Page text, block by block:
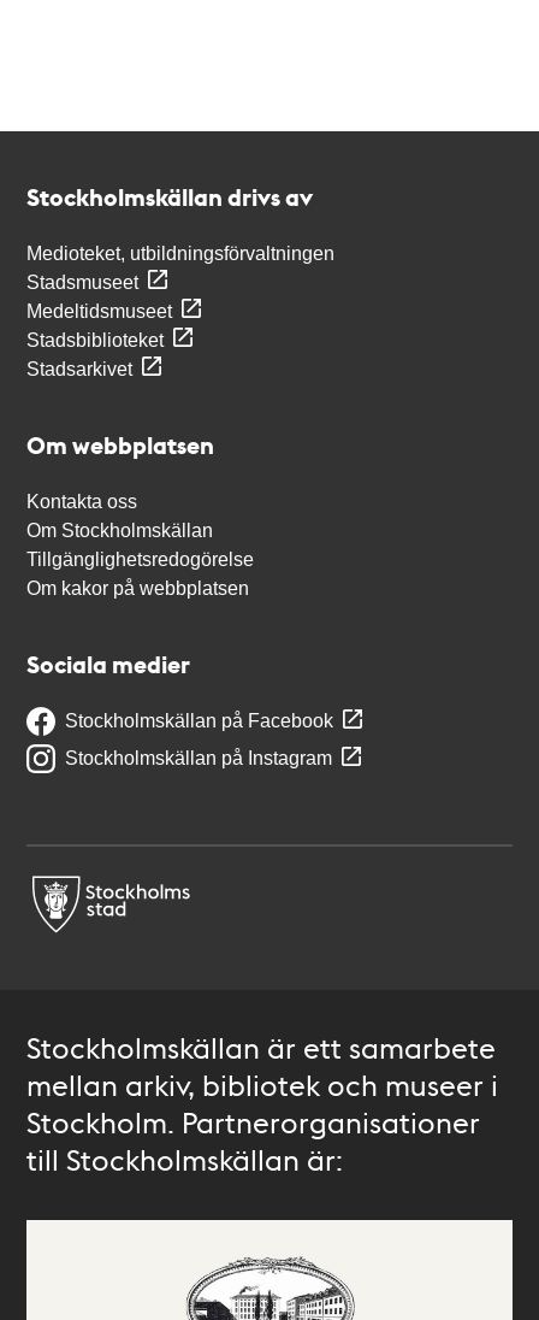
Stockholmskällan drivs av
Medioteket, utbildningsförvaltningen
Stadsmuseet
Medeltidsmuseet
Stadsbiblioteket
Stadsarkivet
Om webbplatsen
Kontakta oss
Om Stockholmskällan
Tillgänglighetsredogörelse
Om kakor på webbplatsen
Sociala medier
Stockholmskällan på Facebook
Stockholmskällan på Instagram
Stockholmskällan är ett samarbete
mellan arkiv, bibliotek och museer i
Stockholm. Partnerorganisationer
till Stockholmskällan är: